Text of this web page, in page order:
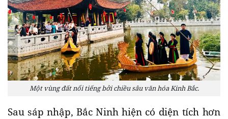
Một vùng đất nổi tiếng bởi chiều sâu văn hóa Kinh Bắc.
Sau sáp nhập, Bắc Ninh hiện có diện tích hơn